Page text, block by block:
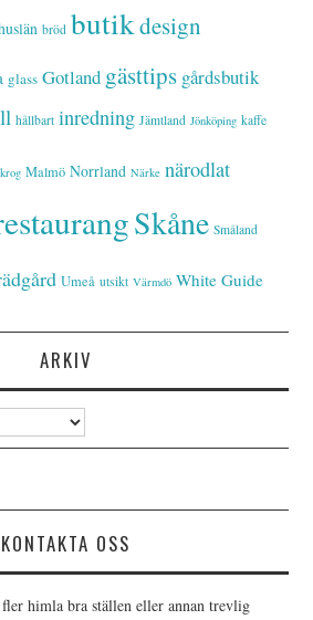
bröd butikdesign
glass Gotland gästtips gårdsbutik
hållbart inredning Jämtland Jönköping kaffe
krog Malmö Norrland Närke närodlat
Skåne Småland
Umeå utsikt Värmdö White Guide
ARKIV
KONTAKTA OSS
himla bra ställen eller annan trevlig